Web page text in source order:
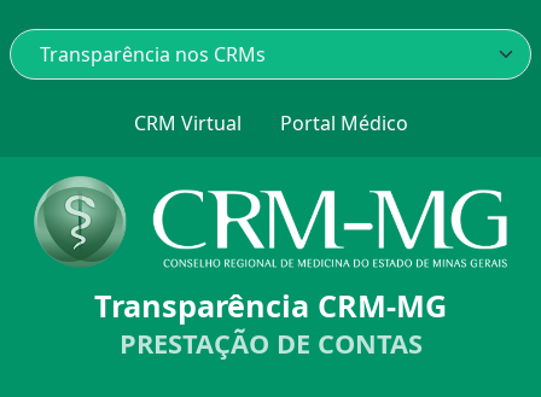
CRM Virtual Portal Médico
Transparência CRM-MG
PRESTAÇÃO DE CONTAS